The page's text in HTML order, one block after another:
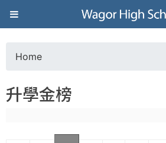
Jump to
葳
格
高
o
Home
升學金榜